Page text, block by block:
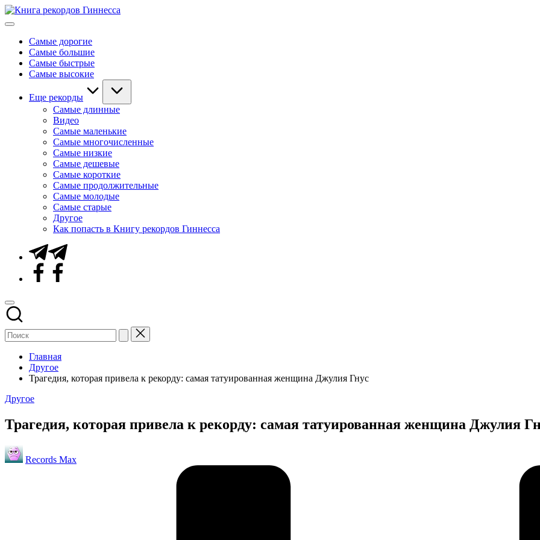
Перейти
к
Мировые
ГиннессаСамые дорогие
Самые большие
Самые быстрые
Самые высокие
Еще рекорды
Самые длинные
Видео
Самые маленькие
Самые многочисленные
Самые низкие
Самые дешевые
Самые короткие
Самые продолжительные
Самые молодые
Самые старые
Другое
Как попасть в Книгу рекордов Гиннесса
Telegram
Facebook
Главная
Другое
Трагедия, которая привела к рекорду: самая татуированная женщина Джулия Гнус
Опубликовано
Другое
Трагедия, которая привела к рекорду: самая татуированная женщина Джулия
Запись
от
Records Max